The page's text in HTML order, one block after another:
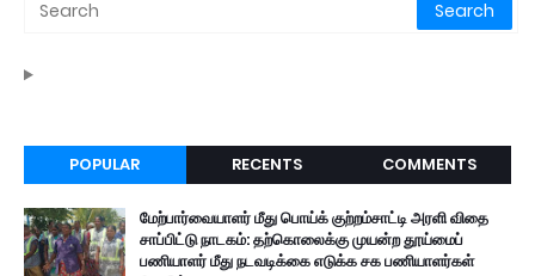
POPULAR RECENTS COMMENTS
மேற்பார்வையாளர் மீது பொய்க் குற்றம்சாட்டி அரளி விதை
சாப்பிட்டு நாடகம்: தற்கொலைக்கு முயன்ற தூய்மைப்
பணியாளர் மீது நடவடிக்கை எடுக்க சக பணியாளர்கள்